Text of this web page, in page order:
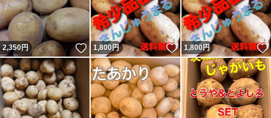
2,350円 いいね！
1,800 円 いいね！
1,800 円